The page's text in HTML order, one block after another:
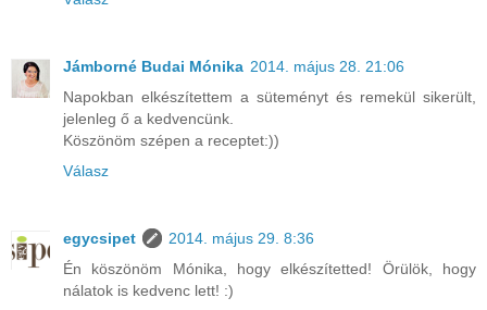
Jámborné Budai Mónika 2014. május 28. 21:06
Napokban elkészítettem a süteményt és remekül sikerült,
jelenleg ő a kedvencünk.
Köszönöm szépen a receptet:))
Válasz
egycsipet
2014. május 29. 8:36
Én köszönöm Mónika, hogy elkészítetted! Örülök, hogy
nálatok is kedvenc lett! :)